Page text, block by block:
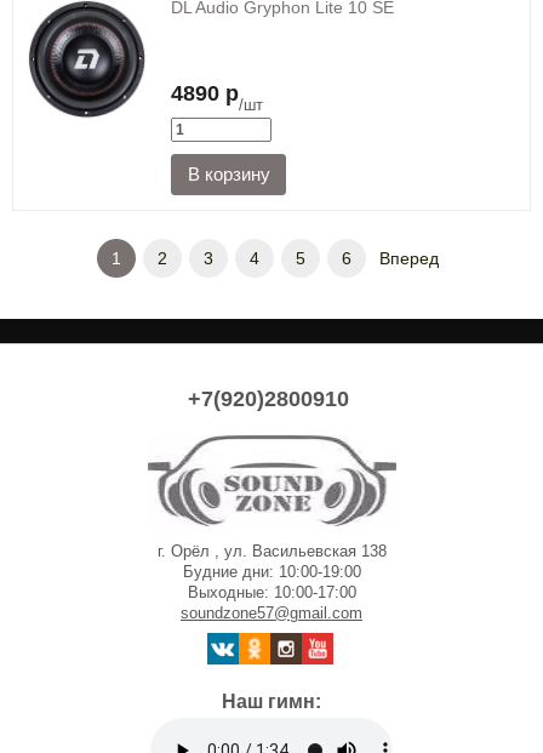
DL Audio Gryphon Lite 10 SE
4890 р/шт
1 2 3 4 5 6 Вперед
+7(920)2800910
г. Орёл , ул. Васильевская 138
Будние дни: 10:00-19:00
Выходные: 10:00-17:00
soundzone57@gmail.com
Наш гимн: